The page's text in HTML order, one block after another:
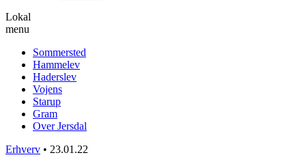
Lokal
menu
Sommersted
Hammelev
Haderslev
Vojens
Starup
Gram
Over Jersdal
Erhverv • 23.01.22